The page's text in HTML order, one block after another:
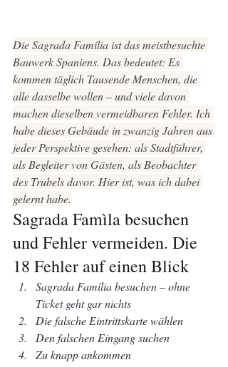
Die Sagrada Família ist das meistbesuchte
Bauwerk Spaniens. Das bedeutet: Es
kommen täglich Tausende Menschen, die
alle dasselbe wollen – und viele davon
machen dieselben vermeidbaren Fehler. Ich
habe dieses Gebäude in zwanzig Jahren aus
jeder Perspektive gesehen: als Stadtführer,
als Begleiter von Gästen, als Beobachter
des Trubels davor. Hier ist, was ich dabei
gelernt habe.
Sagrada Famìla besuchen
und Fehler vermeiden. Die
18 Fehler auf einen Blick
Sagrada Família besuchen – ohne
Ticket geht gar nichts
Die falsche Eintrittskarte wählen
Den falschen Eingang suchen
Zu knapp ankommen